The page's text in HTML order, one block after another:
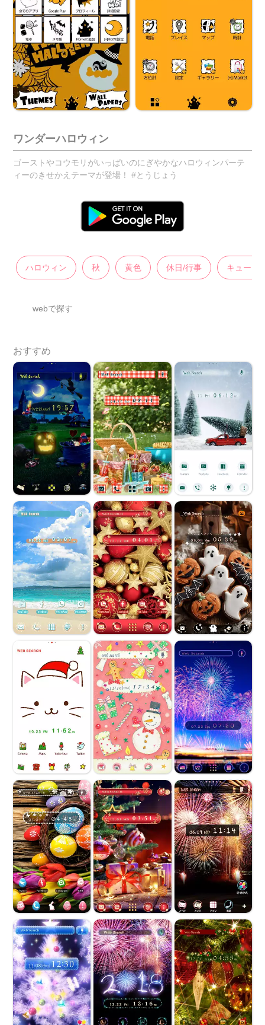
ワンダーハロウィン
ゴーストやコウモリがいっぱいのにぎやかなハロウィンパーテ
ィーのきせかえテーマが登場！ #とうじょう
ハロウィン 秋 黄色 休日/行事 キュート
webで探す
おすすめ